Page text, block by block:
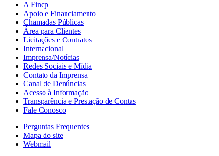
A Finep
Apoio e Financiamento
Chamadas Públicas
Área para Clientes
Licitações e Contratos
Internacional
Imprensa/Notícias
Redes Sociais e Mídia
Contato da Imprensa
Canal de Denúncias
Acesso à Informação
Transparência e Prestação de Contas
Fale Conosco
Perguntas Frequentes
Mapa do site
Webmail